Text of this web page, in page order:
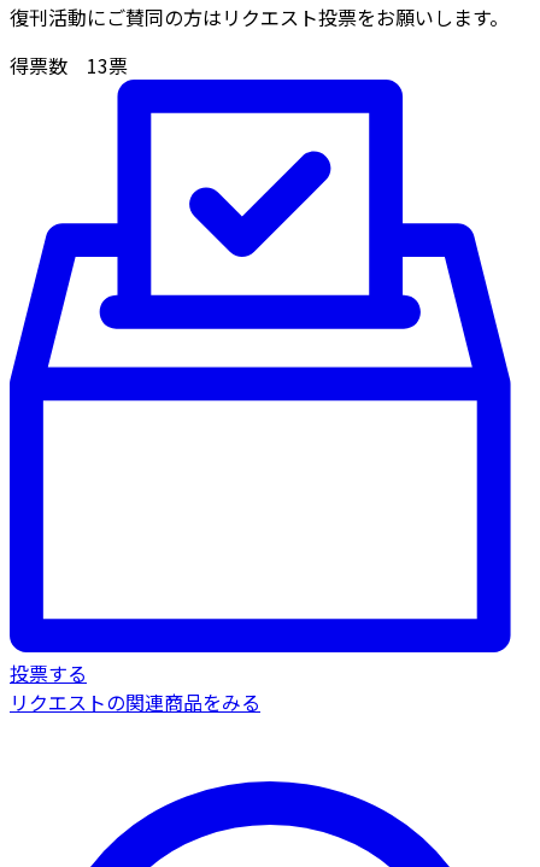
復刊活動にご賛同の方はリクエスト投票をお願いします。
得票数 13票
投票する
リクエストの関連商品をみる